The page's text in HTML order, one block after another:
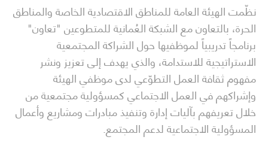
نظّمت الهيئة العامة للمناطق الاقتصادية الخاصة والمناطق
الحرة، بالتعاون مع الشبكة العُمانية للمتطوعين "تعاون"
برنامجاً تدريبياً لموظفيها حول الشراكة المجتمعية
الاستراتيجية للاستدامة، والذي يهدف إلى تعزيز ونشر
مفهوم ثقافة العمل التطوّعي لدى موظفي الهيئة
وإشراكهم في العمل الاجتماعي كمسؤولية مجتمعية من
خلال تعريفهم بآليات إدارة وتنفيذ مبادرات ومشاريع وأعمال
المسؤولية الاجتماعية لدعم المجتمع.